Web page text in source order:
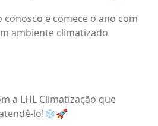
e comece o ano com
ambiente climatizado
a LHL Climatização que
lo!❄️🚀